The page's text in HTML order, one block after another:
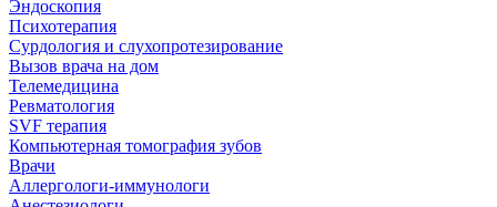
Эндоскопия
Психотерапия
Сурдология и слухопротезирование
Вызов врача на дом
Телемедицина
Ревматология
SVF терапия
Компьютерная томография зубов
Врачи
Аллергологи-иммунологи